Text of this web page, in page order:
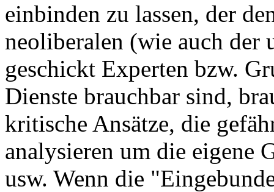
einbinden zu lassen, der
neoliberalen (wie auch der
geschickt Experten bzw.
Dienste brauchbar sind,
kritische Ansätze, die
analysieren um die eigene
usw. Wenn die